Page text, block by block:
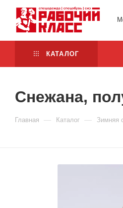
КАТАЛОГ
Снежана,
Главная — Каталог — Зимняя